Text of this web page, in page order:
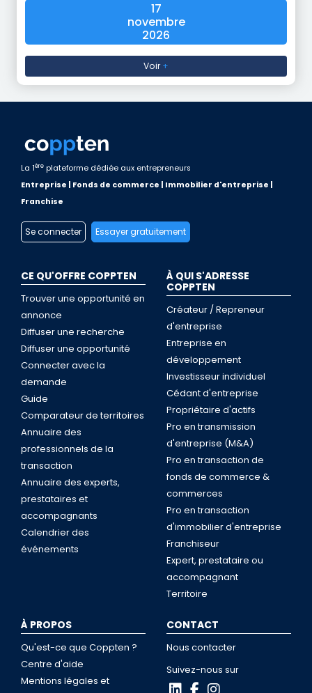
17
novembre
2026
Voir+
La 1ère plateforme dédiée aux entrepreneurs
Entreprise | Fonds de commerce | Immobilier d'entreprise |
Franchise
Se connecter Essayer gratuitement
CE QU'OFFRE COPPTEN
Trouver une opportunité en
annonce
Diffuser une recherche
Diffuser une opportunité
Connecter avec la
demande
Guide
Comparateur de territoires
Annuaire des
professionnels de la
transaction
Annuaire des experts,
prestataires et
accompagnants
Calendrier des
événements
À QUI S'ADRESSE
COPPTEN
Créateur / Repreneur
d'entreprise
Entreprise en
développement
Investisseur individuel
Cédant d'entreprise
Propriétaire d'actifs
Pro en transmission
d'entreprise (M&A)
Pro en transaction de
fonds de commerce &
commerces
Pro en transaction
d'immobilier d'entreprise
Franchiseur
Expert, prestataire ou
accompagnant
Territoire
À PROPOS
Qu'est-ce que Coppten ?
Centre d'aide
Mentions légales et
CONTACT
Nous contacter
Suivez-nous sur